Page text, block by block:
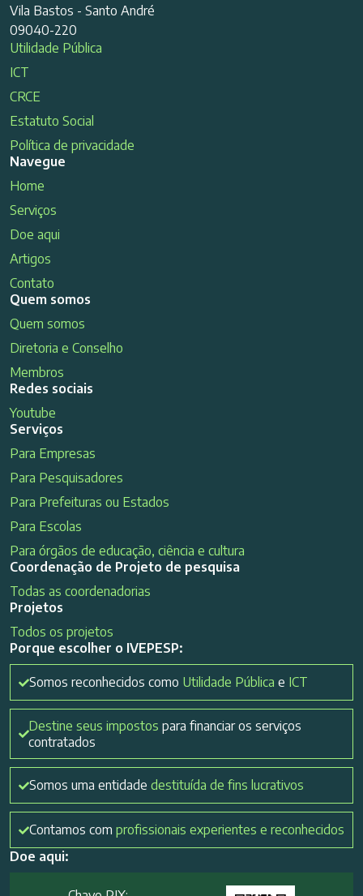
Vila Bastos - Santo André
09040-220
Utilidade Pública
ICT
CRCE
Estatuto Social
Política de privacidade
Navegue
Home
Serviços
Doe aqui
Artigos
Contato
Quem somos
Quem somos
Diretoria e Conselho
Membros
Redes sociais
Youtube
Serviços
Para Empresas
Para Pesquisadores
Para Prefeituras ou Estados
Para Escolas
Para órgãos de educação, ciência e cultura
Coordenação de Projeto de pesquisa
Todas as coordenadorias
Projetos
Todos os projetos
Porque escolher o IVEPESP:
Somos reconhecidos como Utilidade Pública e ICT
Destine seus impostos para financiar os serviços
contratados
Somos uma entidade destituída de fins lucrativos
Contamos com profissionais experientes e reconhecidos
Doe aqui: